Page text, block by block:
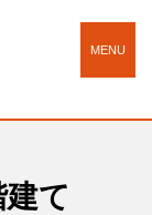
MENU
て